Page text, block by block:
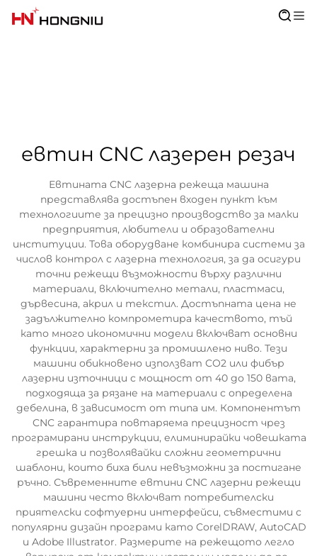
евтин CNC лазерен резач
Евтината CNC лазерна режеща машина
представлява достъпен входен пункт към
технологиите за прецизно производство за малки
предприятия, любители и образователни
институции. Това оборудване комбинира системи за
числов контрол с лазерна технология, за да осигури
точни режещи възможности върху различни
материали, включително метали, пластмаси,
дървесина, акрил и текстил. Достъпната цена не
задължително компрометира качеството, тъй
като много икономични модели включват основни
функции, характерни за промишлено ниво. Тези
машини обикновено използват CO2 или фибър
лазерни източници с мощност от 40 до 150 вата,
подходяща за рязане на материали с определена
дебелина, в зависимост от типа им. Компонентът
CNC гарантира повтаряема прецизност чрез
програмирани инструкции, елиминирайки човешката
грешка и позволявайки сложни геометрични
шаблони, които биха били невъзможни за постигане
ръчно. Съвременните евтини CNC лазерни режещи
машини често включват потребителски
приятелски софтуерни интерфейси, съвместими с
популярни дизайн програми като CorelDRAW, AutoCAD
и Adobe Illustrator. Размерите на режещото легло